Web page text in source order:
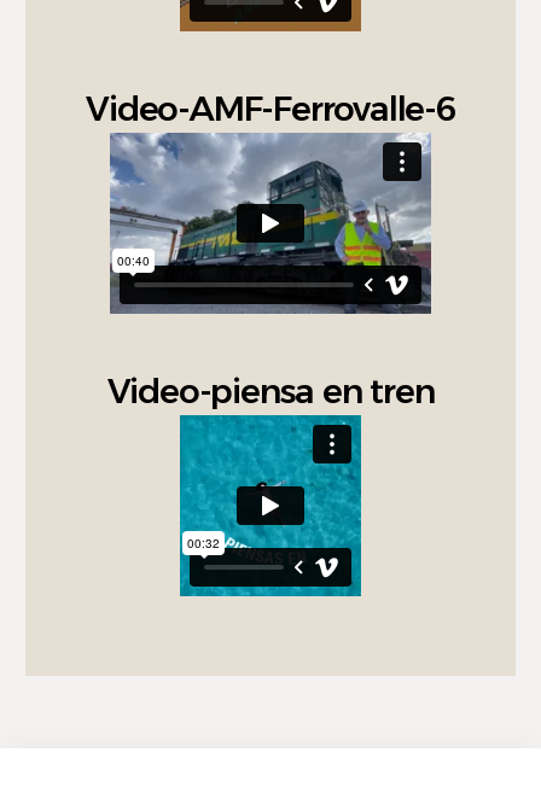
Video-AMF-Ferrovalle-6
Video-piensa en tren